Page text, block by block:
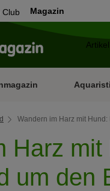
Club Magazin
Wandern im Harz mit
Harz
um den